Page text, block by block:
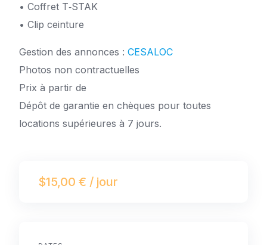
• Coffret T‑STAK
• Clip ceinture
Gestion des annonces : CESALOC
Photos non contractuelles
Prix à partir de
Dépôt de garantie en chèques pour toutes
locations supérieures à 7 jours.
$15,00 € / jour